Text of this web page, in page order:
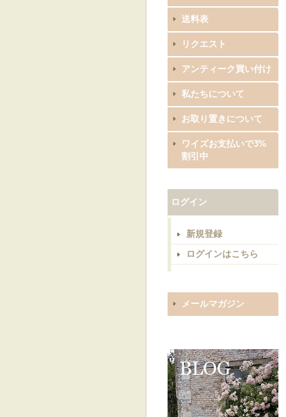
送料表
リクエスト
アンティーク買い付け
私たちについて
お取り置きについて
ワイズお支払いで3%
割引中
ログイン
新規登録
ログインはこちら
メールマガジン